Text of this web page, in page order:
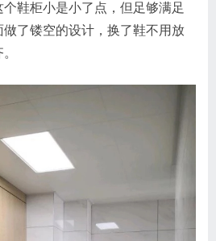
鞋柜小是小了点，但足够满足
做了镂空的设计，换了鞋不用放